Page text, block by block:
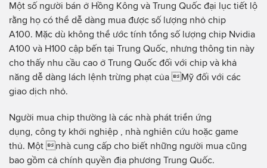
Một số người bán ở Hồng Kông và Trung Quốc đại lục tiết lộ
rằng họ có thể dễ dàng mua được số lượng nhỏ chip
A100. Mặc dù không thể ước tính tổng số lượng chip Nvidia
A100 và H100 cập bến tại Trung Quốc, nhưng thông tin này
cho thấy nhu cầu cao ở Trung Quốc đối với chip và khả
năng dễ dàng lách lệnh trừng phạt của Mỹ đối với các
giao dịch nhỏ.
Người mua chip thường là các nhà phát triển ứng
dụng, công ty khởi nghiệp , nhà nghiên cứu hoặc game
thủ. Một nhà cung cấp cho biết những người mua cũng
bao gồm cả chính quyền địa phương Trung Quốc.